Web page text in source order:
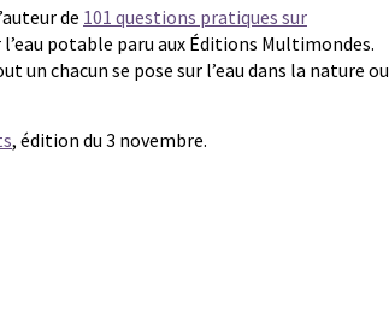
de 101 questions pratiques sur
potable paru aux Éditions Multimondes.
un chacun se pose sur l’eau dans la nature ou
, édition du 3 novembre.